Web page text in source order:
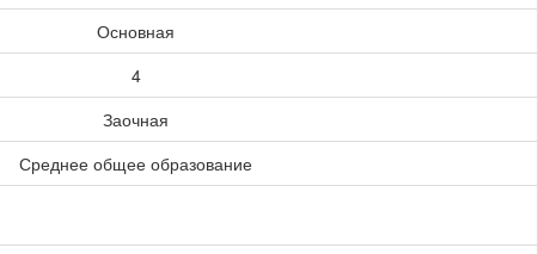
Основная
4
Заочная
Среднее общее образование